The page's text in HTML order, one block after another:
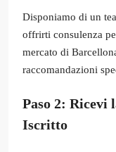
Disponiamo di un
offrirti consulenza
mercato di
raccomandazioni
Paso 2: Ricevi
Iscritto